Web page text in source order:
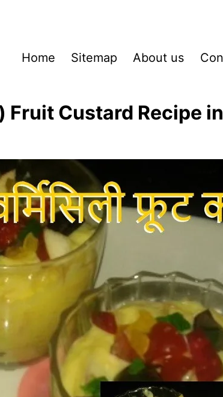
Home Sitemap About us
Custard Recipe